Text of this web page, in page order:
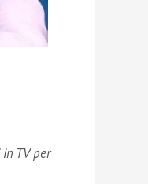
TV per